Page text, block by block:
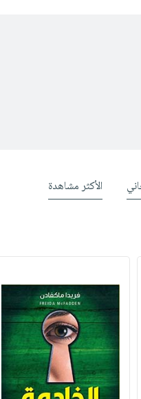
الأكثر مشاهدة